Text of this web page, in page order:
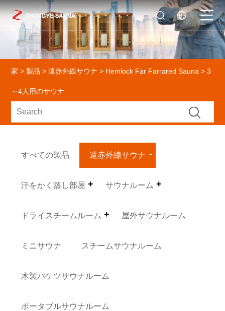
家 > 製品 >遠赤外線サウナ > Hemlock Far Farrared Sauna > 3
～4人用のサウナ
すべての製品 遠赤外線サウナ
汗をかく蒸し部屋 サウナルーム
ドライスチームルーム 屋外サウナルーム
ミニサウナ スチームサウナルーム
木製バケツサウナルーム
ポータブルサウナルーム